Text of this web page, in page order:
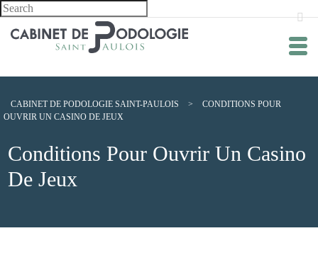
CABINET DE PODOLOGIE SAINT-PAULOIS >
CONDITIONS POUR
OUVRIR UN CASINO DE JEUX
Conditions Pour Ouvrir Un Casino
De Jeux